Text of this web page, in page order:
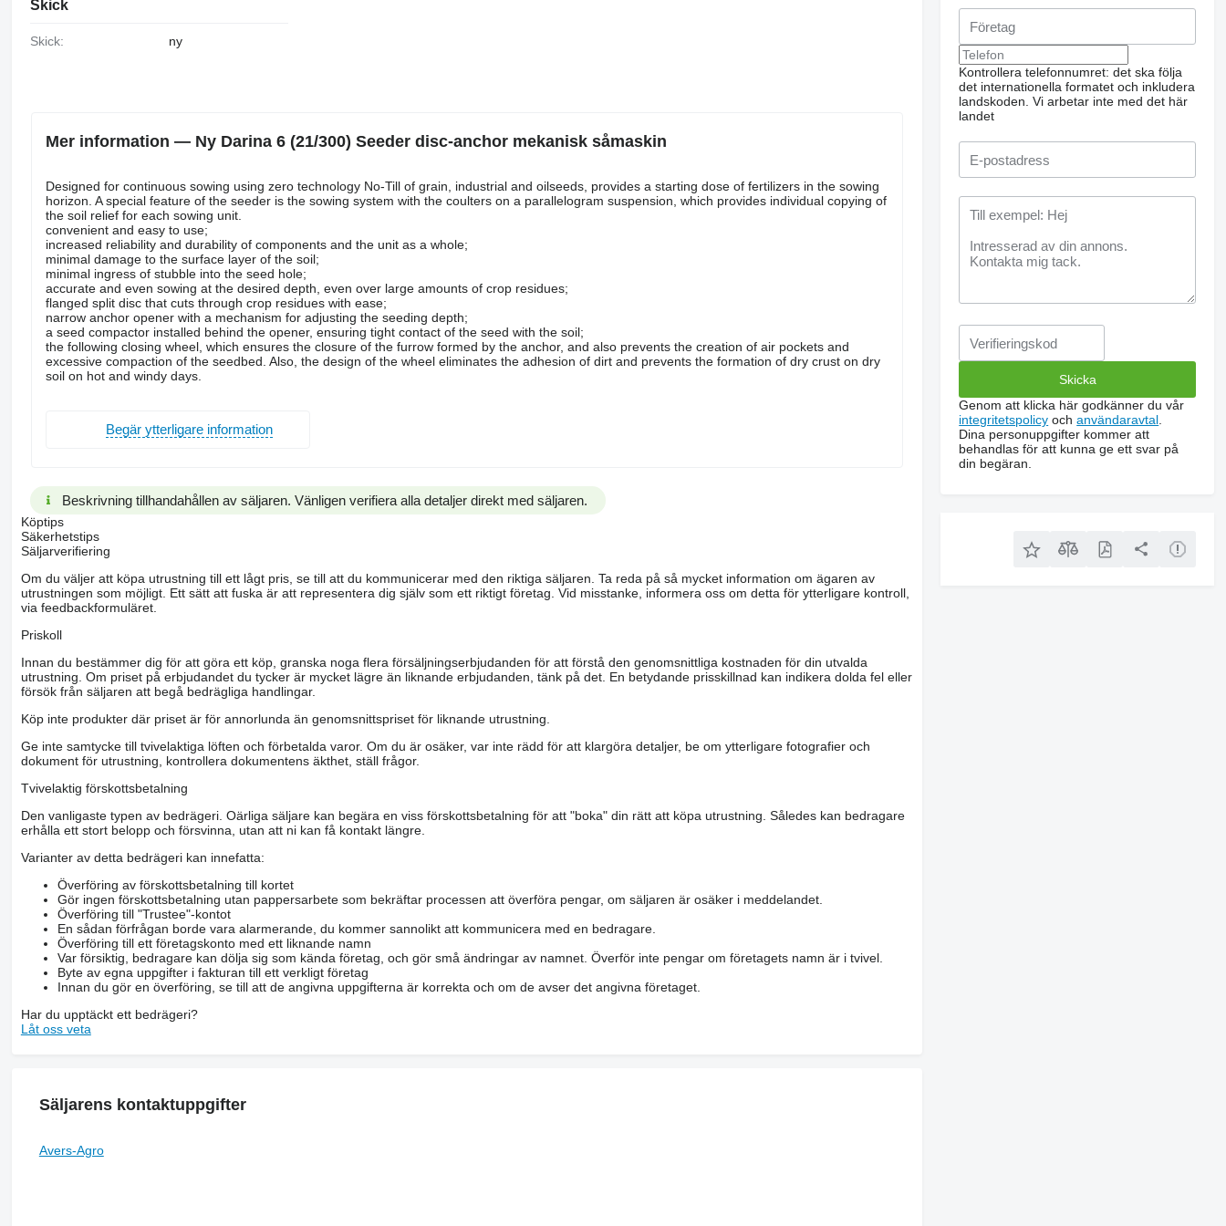
Skick
Skick: ny
Mer information — Ny Darina 6 (21/300) Seeder disc-anchor mekanisk såmaskin
Designed for continuous sowing using zero technology No-Till of grain, industrial and oilseeds, provides a starting dose of fertilizers in the sowing
horizon. A special feature of the seeder is the sowing system with the coulters on a parallelogram suspension, which provides individual copying of
the soil relief for each sowing unit.
convenient and easy to use;
increased reliability and durability of components and the unit as a whole;
minimal damage to the surface layer of the soil;
minimal ingress of stubble into the seed hole;
accurate and even sowing at the desired depth, even over large amounts of crop residues;
flanged split disc that cuts through crop residues with ease;
narrow anchor opener with a mechanism for adjusting the seeding depth;
a seed compactor installed behind the opener, ensuring tight contact of the seed with the soil;
the following closing wheel, which ensures the closure of the furrow formed by the anchor, and also prevents the creation of air pockets and
excessive compaction of the seedbed. Also, the design of the wheel eliminates the adhesion of dirt and prevents the formation of dry crust on dry
soil on hot and windy days.
Begär ytterligare information
Beskrivning tillhandahållen av säljaren. Vänligen verifiera alla detaljer direkt med säljaren.
Köptips
Säkerhetstips
Säljarverifiering
Om du väljer att köpa utrustning till ett lågt pris, se till att du kommunicerar med den riktiga säljaren. Ta reda på så mycket information om ägaren av
utrustningen som möjligt. Ett sätt att fuska är att representera dig själv som ett riktigt företag. Vid misstanke, informera oss om detta för ytterligare kontroll,
via feedbackformuläret.
Priskoll
Innan du bestämmer dig för att göra ett köp, granska noga flera försäljningserbjudanden för att förstå den genomsnittliga kostnaden för din utvalda
utrustning. Om priset på erbjudandet du tycker är mycket lägre än liknande erbjudanden, tänk på det. En betydande prisskillnad kan indikera dolda fel eller
försök från säljaren att begå bedrägliga handlingar.
Köp inte produkter där priset är för annorlunda än genomsnittspriset för liknande utrustning.
Ge inte samtycke till tvivelaktiga löften och förbetalda varor. Om du är osäker, var inte rädd för att klargöra detaljer, be om ytterligare fotografier och
dokument för utrustning, kontrollera dokumentens äkthet, ställ frågor.
Tvivelaktig förskottsbetalning
Den vanligaste typen av bedrägeri. Oärliga säljare kan begära en viss förskottsbetalning för att "boka" din rätt att köpa utrustning. Således kan bedragare
erhålla ett stort belopp och försvinna, utan att ni kan få kontakt längre.
Varianter av detta bedrägeri kan innefatta:
Överföring av förskottsbetalning till kortet
Gör ingen förskottsbetalning utan pappersarbete som bekräftar processen att överföra pengar, om säljaren är osäker i meddelandet.
Överföring till "Trustee"-kontot
En sådan förfrågan borde vara alarmerande, du kommer sannolikt att kommunicera med en bedragare.
Överföring till ett företagskonto med ett liknande namn
Var försiktig, bedragare kan dölja sig som kända företag, och gör små ändringar av namnet. Överför inte pengar om företagets namn är i tvivel.
Byte av egna uppgifter i fakturan till ett verkligt företag
Innan du gör en överföring, se till att de angivna uppgifterna är korrekta och om de avser det angivna företaget.
Har du upptäckt ett bedrägeri?
Låt oss veta
Säljarens kontaktuppgifter
Avers-Agro
Kontrollera telefonnumret: det ska följa
det internationella formatet och inkludera
landskoden. Vi arbetar inte med det här
landet
Genom att klicka här godkänner du vår
integritetspolicy ochanvändaravtal
Dina personuppgifter kommer att
behandlas för att kunna ge ett svar på
din begäran.